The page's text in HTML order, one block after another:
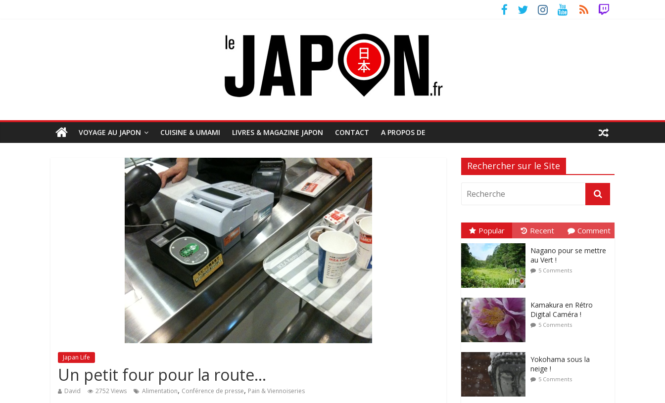
VOYAGE AU JAPON CUISINE & UMAMI LIVRES & MAGAZINE JAPON CONTACT A PROPOS DE
Japan Life
Un petit four pour la route…
David 2752 Views Alimentation, Conférence de presse, Pain & Viennoiseries
Rechercher sur le Site
Popular Recent Comment
Nagano pour se mettre
au Vert !
5 Comments
Kamakura en Rétro
Digital Caméra !
5 Comments
Yokohama sous la
neige !
5 Comments